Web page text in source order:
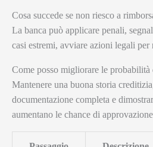
Cosa succede se non riesco a
La banca può applicare penali,
casi estremi, avviare azioni legali per
Come posso migliorare le probabilità
Mantenere una buona storia
documentazione completa e
aumentano le chance di